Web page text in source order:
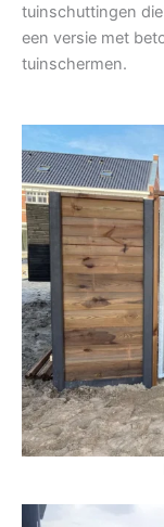
tuinschuttingen
een versie met
tuinschermen.